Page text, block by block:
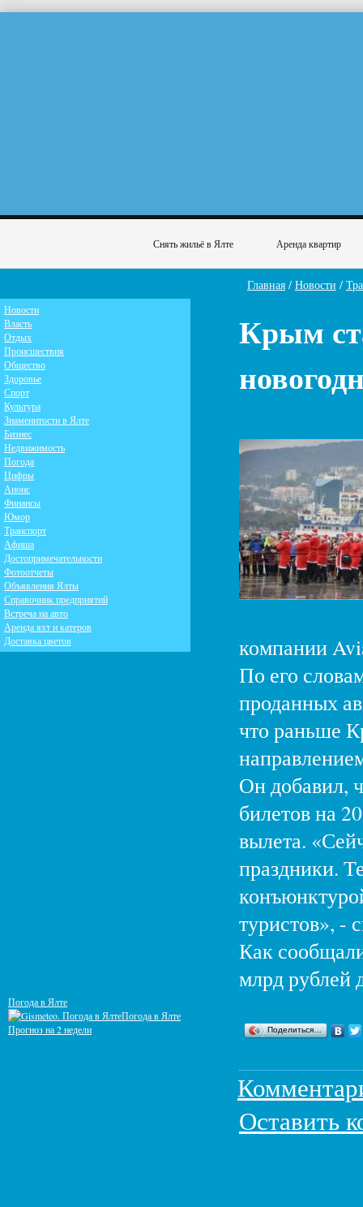
Снять жильё в Ялте Аренда квартир
Главная / Новости /
Крым
компании
По его
проданных
что раньше
Он добавил,
билетов на
вылета.
праздники.
туристов», -
Как
млрд рублей
Поделиться…
Оставить
Новости
Власть
Отдых
Происшествия
Общество
Здоровье
Спорт
Культура
Знаменитости в Ялте
Бизнес
Недвижимость
Погода
Цифры
Анонс
Финансы
Юмор
Транспорт
Афиша
Достопримечательности
Фотоотчеты
Объявления Ялты
Справочник предприятий
Встреча на авто
Аренда яхт и катеров
Доставка цветов
Погода в Ялте
Погода в Ялте
Прогноз на 2 недели